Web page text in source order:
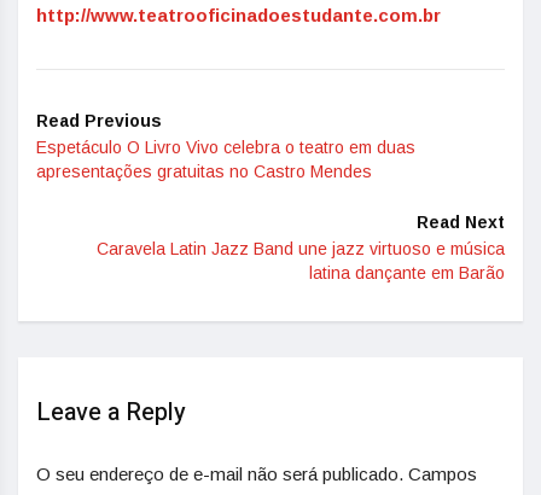
http://www.teatrooficinadoestudante.com.br
Read Previous
Espetáculo O Livro Vivo celebra o teatro em duas
apresentações gratuitas no Castro Mendes
Read Next
Caravela Latin Jazz Band une jazz virtuoso e música
latina dançante em Barão
Leave a Reply
O seu endereço de e-mail não será publicado. Campos